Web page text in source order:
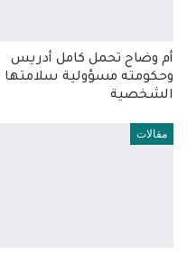
أم وضاح تحمل كامل أدريس
وحكومته مسؤولية سلامتها
الشخصية
مقالات